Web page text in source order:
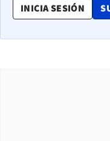
INICIA SESIÓN